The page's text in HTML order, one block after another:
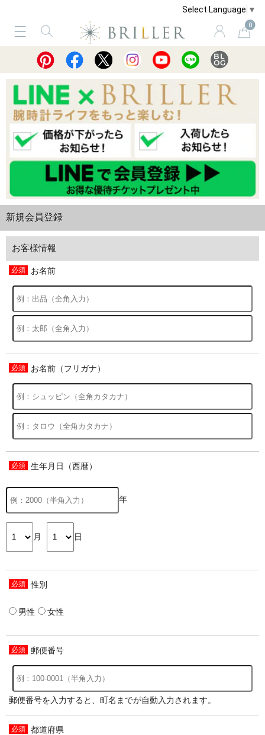
Select Language ▼
0
サービス ショッピングガイド 買取
新規会員登録
お客様情報
お名前
お名前（フリガナ）
生年月日（西暦）
年
月 日
性別
男性 女性
郵便番号
郵便番号を入力すると、町名までが自動入力されます。
都道府県